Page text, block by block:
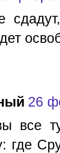
26
все
где